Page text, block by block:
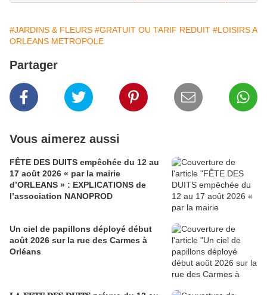
#JARDINS & FLEURS #GRATUIT OU TARIF REDUIT #LOISIRS A
ORLEANS METROPOLE
Partager
Vous aimerez aussi
FÊTE DES DUITS empêchée du 12 au
17 août 2026 « par la mairie
d’ORLEANS » : EXPLICATIONS de
l’association NANOPROD
Un ciel de papillons déployé début
août 2026 sur la rue des Carmes à
Orléans